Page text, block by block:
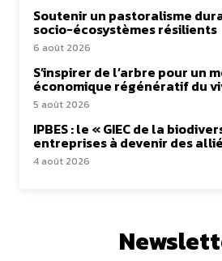
Soutenir un pastoralisme
socio-écosystèmes résilients
6 août 2026
S’inspirer de l’arbre pour un
économique régénératif du
5 août 2026
IPBES : le « GIEC de la
entreprises à devenir des
4 août 2026